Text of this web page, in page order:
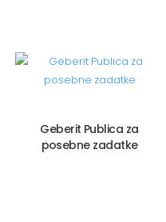
Geberit Publica za
posebne zadatke